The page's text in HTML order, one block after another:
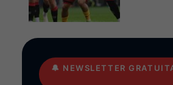
🔔 NEWSLETTER